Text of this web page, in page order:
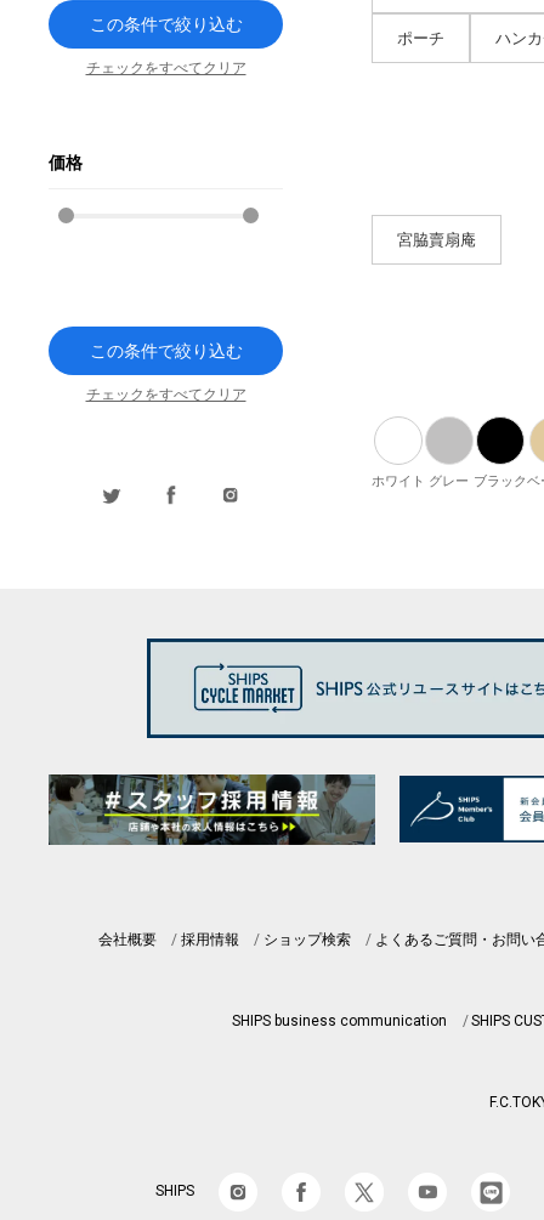
ポーチ ハン
宮脇賣扇庵
ホワイト グレー ブラックベ
この条件で絞り込む
チェックをすべてクリア
価格
この条件で絞り込む
チェックをすべてクリア
会社概要 採用情報 ショップ検索 よくあるご質問・お問い
SHIPS business communication SHIPS
SHIPS